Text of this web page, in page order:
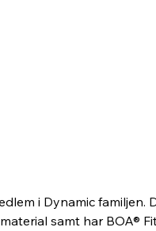
i Dynamic
samt har BOA®